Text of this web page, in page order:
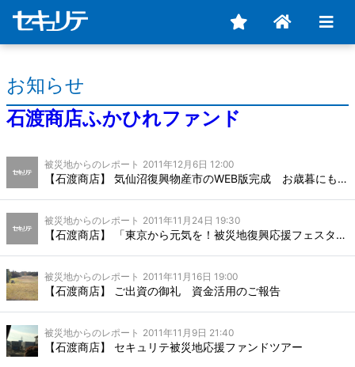
お知らせ
石渡商店ふかひれファンド
被災地からのレポート 2011年12月6日 12:00
【石渡商店】 気仙沼復興物産市のWEB版完成 お歳暮にも対応
被災地からのレポート 2011年11月24日 19:30
【石渡商店】 「東京から元気を！被災地復興応援フェスタ」に参加
被災地からのレポート 2011年11月16日 19:00
【石渡商店】 ご出資の御礼 資金活用のご報告
被災地からのレポート 2011年11月9日 21:40
【石渡商店】 セキュリテ被災地応援ファンドツアー